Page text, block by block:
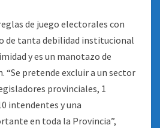
de juego electorales con
de tanta debilidad institucional
y es un manotazo de
“Se pretende excluir a un sector
provinciales, 1
intendentes y una
en toda la Provincia”,